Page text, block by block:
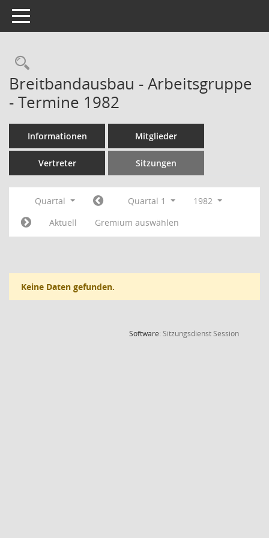
Toggle navigation
Rechercheauswahl
Breitbandausbau - Arbeitsgruppe
- Termine 1982
Informationen Mitglieder
Vertreter Sitzungen
Quartal Quartal 1
1982
Aktuell
Gremium auswählen
Keine Daten gefunden.
Software:SitzungsdienstSession(Wird in